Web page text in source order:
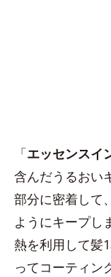
「エッセンスイ
含んだうるおい
部分に密着して
ようにキープし
熱を利用して髪
ってコーティン